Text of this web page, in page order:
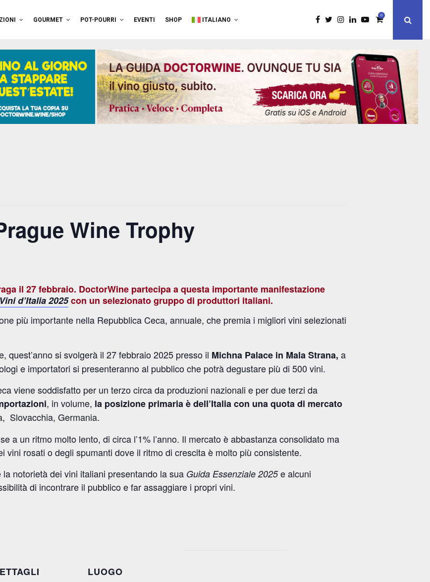
GOURMET POT-POURRI EVENTI SHOP ITALIANO
0
Wine Trophy
il 27 febbraio. DoctorWine partecipa a questa importante manifestazione
d’Italia 2025con un selezionato gruppo di produttori italiani.
più importante nella Repubblica Ceca, annuale, che premia i migliori vini selezionati
quest’anno si svolgerà il 27 febbraio 2025 presso il Michna Palace in Mala Strana, a
e importatori si presenteranno al pubblico che potrà degustare più di 500 vini.
viene soddisfatto per un terzo circa da produzioni nazionali e per due terzi da
, in volume, la posizione primaria è dell’Italia con una quota di mercato
Slovacchia, Germania.
a un ritmo molto lento, di circa l’1% l’anno. Il mercato è abbastanza consolidato ma
vini rosati o degli spumanti dove il ritmo di crescita è molto più consistente.
notorietà dei vini italiani presentando la sua Guida Essenziale 2025e alcuni
di incontrare il pubblico e far assaggiare i propri vini.
LUOGO